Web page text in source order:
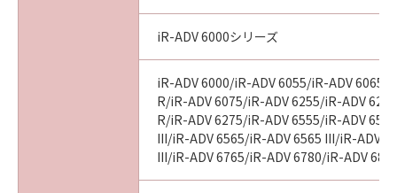
iR-ADV 6000シリーズ
iR-ADV 6000/iR-ADV 6055/iR-ADV 6065/
R/iR-ADV 6075/iR-ADV 6255/iR-ADV
R/iR-ADV 6275/iR-ADV 6555/iR-ADV
III/iR-ADV 6565/iR-ADV 6565 III/iR-ADV
III/iR-ADV 6765/iR-ADV 6780/iR-ADV